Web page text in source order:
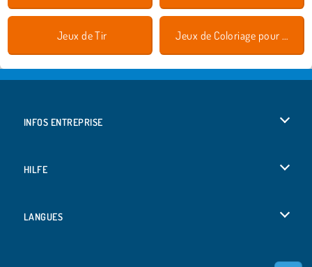
Jeux de Tir Jeux de Coloriage pour Enfants
INFOS ENTREPRISE
HILFE
LANGUES